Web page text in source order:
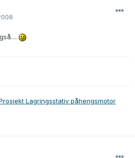
Lagringsstativ påhengsmotor